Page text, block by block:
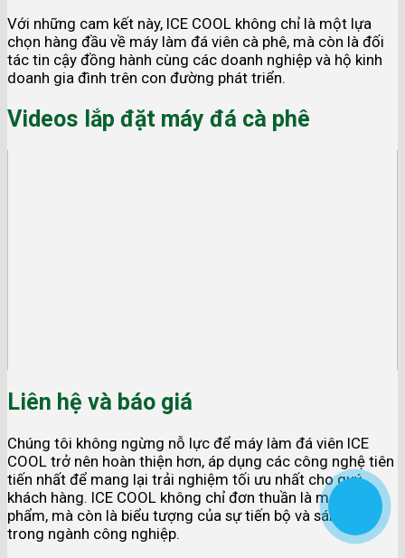
Với những cam kết này, ICE COOL không chỉ là một lựa
chọn hàng đầu về máy làm đá viên cà phê, mà còn là đối
tác tin cậy đồng hành cùng các doanh nghiệp và hộ kinh
doanh gia đình trên con đường phát triển.
Videos lắp đặt máy đá cà phê
Liên hệ và báo giá
Chúng tôi không ngừng nỗ lực để máy làm đá viên ICE
COOL trở nên hoàn thiện hơn, áp dụng các công nghệ tiên
tiến nhất để mang lại trải nghiệm tối ưu nhất cho quý
khách hàng. ICE COOL không chỉ đơn thuần là một sản
phẩm, mà còn là biểu tượng của sự tiến bộ và sáng tạo
trong ngành công nghiệp.